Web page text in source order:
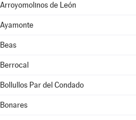
Arroyomolinos de León
Ayamonte
Beas
Berrocal
Bollullos Par del Condado
Bonares